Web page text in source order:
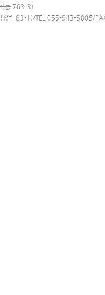
동 763-3)
정장리 83-1)/TEL:055-943-5805/